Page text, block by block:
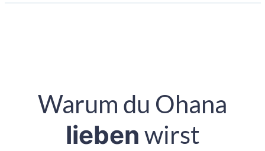
Warum du Ohana
lieben wirst